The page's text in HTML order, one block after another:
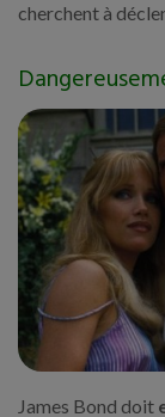
cherchent à
James Bond doit